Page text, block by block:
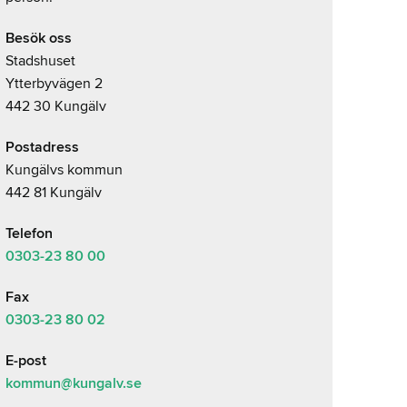
Besök oss
Stadshuset
Ytterbyvägen 2
442 30 Kungälv
Postadress
Kungälvs kommun
442 81 Kungälv
Telefon
0303-23 80 00
Fax
0303-23 80 02
E-post
kommun@kungalv.se